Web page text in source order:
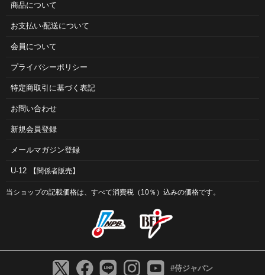
商品について
お⽀払い‧配送について
会員について
プライバシーポリシー
特定商取引に基づく表記
お問い合わせ
新規会員登録
メールマガジン登録
U-12 【関係者販売】
当ショップの記載価格は、すべて消費税（10％）込みの価格です。
#侍ジャパン